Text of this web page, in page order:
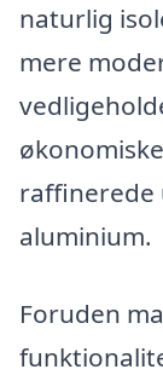
naturlig
mere
raffinerede
aluminium.
Foruden